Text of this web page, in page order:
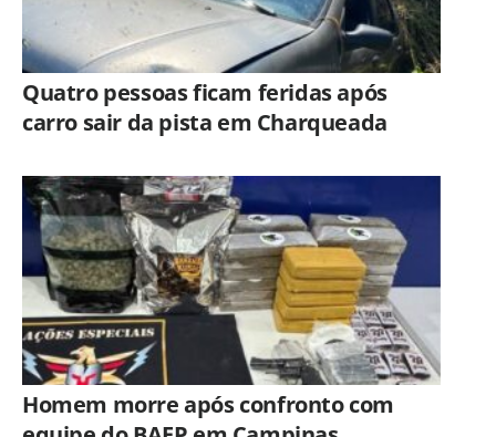
Quatro pessoas ficam feridas após
carro sair da pista em Charqueada
Homem morre após confronto com